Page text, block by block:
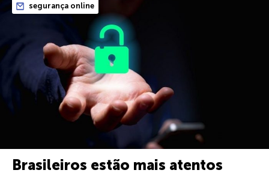
segurança online
Brasileiros estão mais atentos